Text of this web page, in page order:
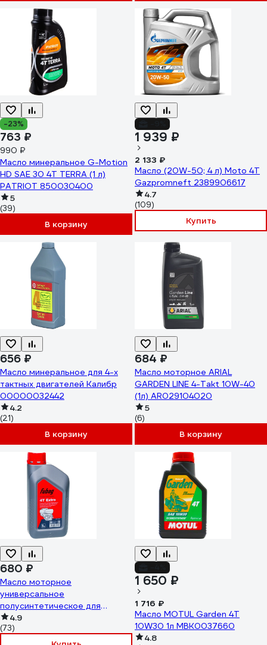
-23%
763 ₽
990 ₽
Масло минеральное G-Motion
HD SAE 30 4Т TERRA (1 л)
PATRIOT 850030400
5
(39)
В корзину
1 939 ₽
2 133 ₽
Масло (20W-50; 4 л) Moto 4T
Gazpromneft 2389906617
4.7
(109)
Купить
656 ₽
Масло минеральное для 4-х
тактных двигателей Калибр
00000032442
4.2
(21)
В корзину
684 ₽
Масло моторное ARIAL
GARDEN LINE 4-Takt 10W-40
(1л) AR029104020
5
(6)
В корзину
680 ₽
Масло моторное
универсальное
полусинтетическое для
четырехтактных бензиновых и
дизельных двигателей 1л Fubag
4Т Extra SAE 10W40 838265
4.9
(73)
1 650 ₽
1 716 ₽
Масло MOTUL Garden 4T
10W30 1л MBK0037660
4.8